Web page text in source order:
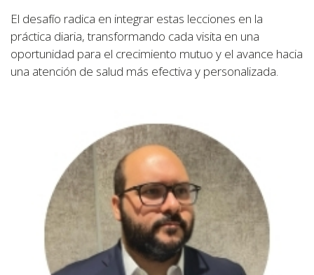
El desafío radica en integrar estas lecciones en la
práctica diaria, transformando cada visita en una
oportunidad para el crecimiento mutuo y el avance hacia
una atención de salud más efectiva y personalizada.